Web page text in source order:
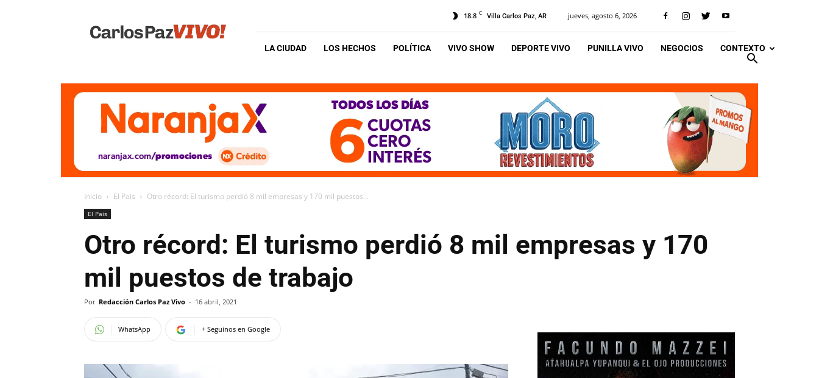
Vivo
18.8 C Villa Carlos Paz, AR jueves, agosto 6, 2026
LA CIUDAD LOS HECHOS POLÍTICA VIVO SHOW DEPORTE VIVO PUNILLA VIVO NEGOCIOS CONTEXTO
Inicio El Pais Otro récord: El turismo perdió 8 mil empresas y 170 mil puestos...
El Pais
Otro récord: El turismo perdió 8 mil empresas y 170
mil puestos de trabajo
Por Redacción Carlos Paz Vivo - 16 abril, 2021
WhatsApp + Seguinos en Google